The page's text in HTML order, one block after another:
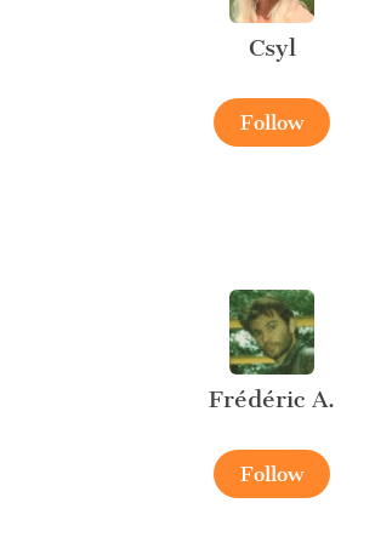
Csyl
Follow
Frédéric A.
Follow